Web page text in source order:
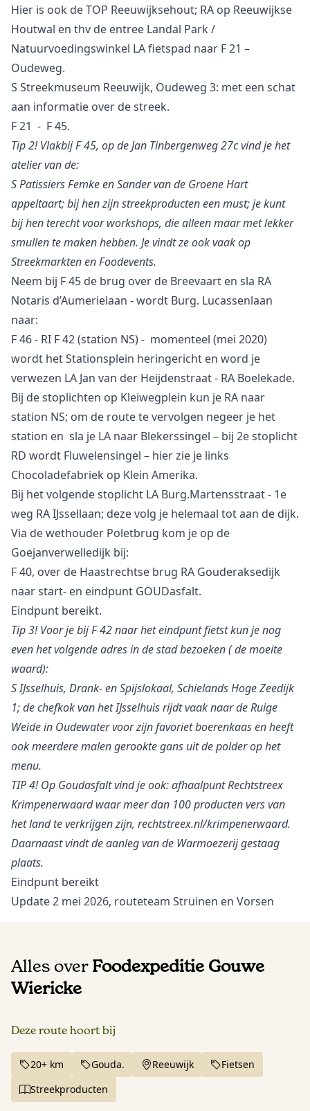
Hier is ook de TOP Reeuwijksehout; RA op Reeuwijkse
Houtwal en thv de entree Landal Park /
Natuurvoedingswinkel LA fietspad naar F 21 –
Oudeweg.
S Streekmuseum Reeuwijk, Oudeweg 3: met een schat
aan informatie over de streek.
F 21 - F 45.
Tip 2! Vlakbij F 45, op de Jan Tinbergenweg 27c vind je het
atelier van de:
S Patissiers Femke en Sander van de Groene Hart
appeltaart; bij hen zijn streekproducten een must; je kunt
bij hen terecht voor workshops, die alleen maar met lekker
smullen te maken hebben. Je vindt ze ook vaak op
Streekmarkten en Foodevents.
Neem bij F 45 de brug over de Breevaart en sla RA
Notaris d’Aumerielaan - wordt Burg. Lucassenlaan
naar:
F 46 - RI F 42 (station NS) - momenteel (mei 2020)
wordt het Stationsplein heringericht en word je
verwezen LA Jan van der Heijdenstraat - RA Boelekade.
Bij de stoplichten op Kleiwegplein kun je RA naar
station NS; om de route te vervolgen negeer je het
station en sla je LA naar Blekerssingel – bij 2e stoplicht
RD wordt Fluwelensingel – hier zie je links
Chocoladefabriek op Klein Amerika.
Bij het volgende stoplicht LA Burg.Martensstraat - 1e
weg RA IJssellaan; deze volg je helemaal tot aan de dijk.
Via de wethouder Poletbrug kom je op de
Goejanverwelledijk bij:
F 40, over de Haastrechtse brug RA Gouderaksedijk
naar start- en eindpunt GOUDasfalt.
Eindpunt bereikt.
Tip 3! Voor je bij F 42 naar het eindpunt fietst kun je nog
even het volgende adres in de stad bezoeken ( de moeite
waard):
S IJsselhuis, Drank- en Spijslokaal, Schielands Hoge Zeedijk
1; de chefkok van het IJsselhuis rijdt vaak naar de Ruige
Weide in Oudewater voor zijn favoriet boerenkaas en heeft
ook meerdere malen gerookte gans uit de polder op het
menu.
TIP 4! Op Goudasfalt vind je ook: afhaalpunt Rechtstreex
Krimpenerwaard waar meer dan 100 producten vers van
het land te verkrijgen zijn, rechtstreex.nl/krimpenerwaard.
Daarnaast vindt de aanleg van de Warmoezerij gestaag
plaats.
Eindpunt bereikt
Update 2 mei 2026, routeteam Struinen en Vorsen
Alles over Foodexpeditie Gouwe
Wiericke
Deze route hoort bij
20+ km Gouda. Reeuwijk
Fietsen
Streekproducten